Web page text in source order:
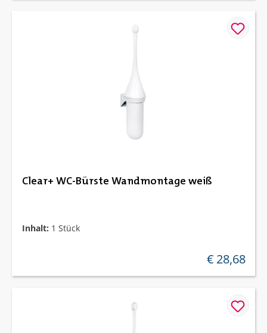
Clear+ WC-Bürste Wandmontage weiß
Inhalt: 1 Stück
regulärer
€ 28,68